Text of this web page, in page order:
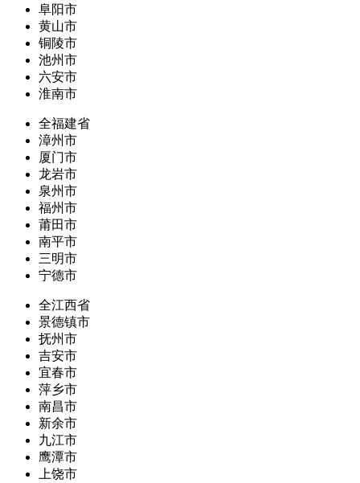
阜阳市
黄山市
铜陵市
池州市
六安市
淮南市
全福建省
漳州市
厦门市
龙岩市
泉州市
福州市
莆田市
南平市
三明市
宁德市
全江西省
景德镇市
抚州市
吉安市
宜春市
萍乡市
南昌市
新余市
九江市
鹰潭市
上饶市